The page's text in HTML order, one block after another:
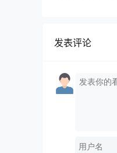
发表评论